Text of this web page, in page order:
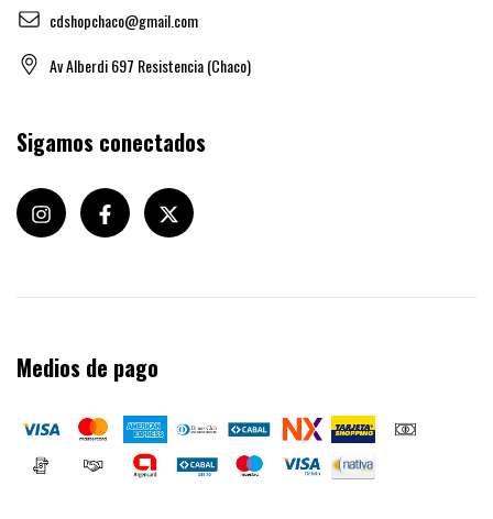
cdshopchaco@gmail.com
Av Alberdi 697 Resistencia (Chaco)
Sigamos conectados
Medios de pago